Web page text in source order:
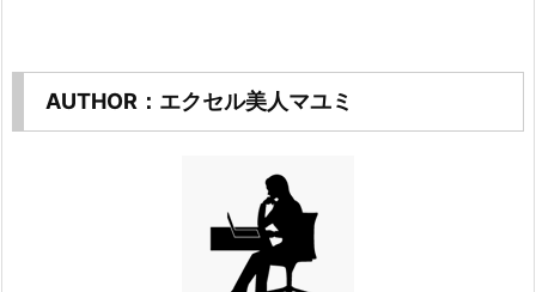
AUTHOR：エクセル美人マユミ